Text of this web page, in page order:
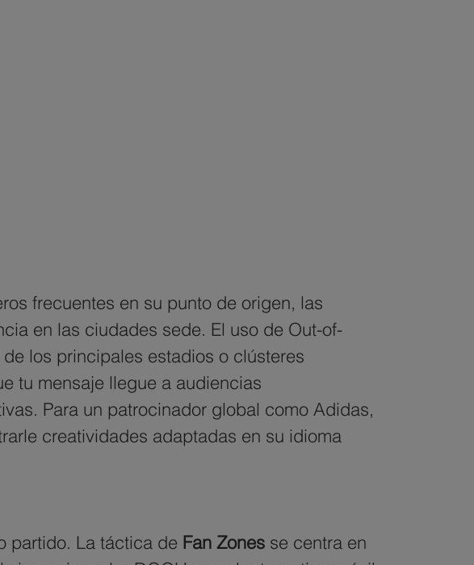
frecuentes en su punto de origen, las
en las ciudades sede. El uso de Out-of-
los principales estadios o clústeres
tu mensaje llegue a audiencias
Para un patrocinador global como Adidas,
creatividades adaptadas en su idioma
partido. La táctica de Fan Zones se centra en